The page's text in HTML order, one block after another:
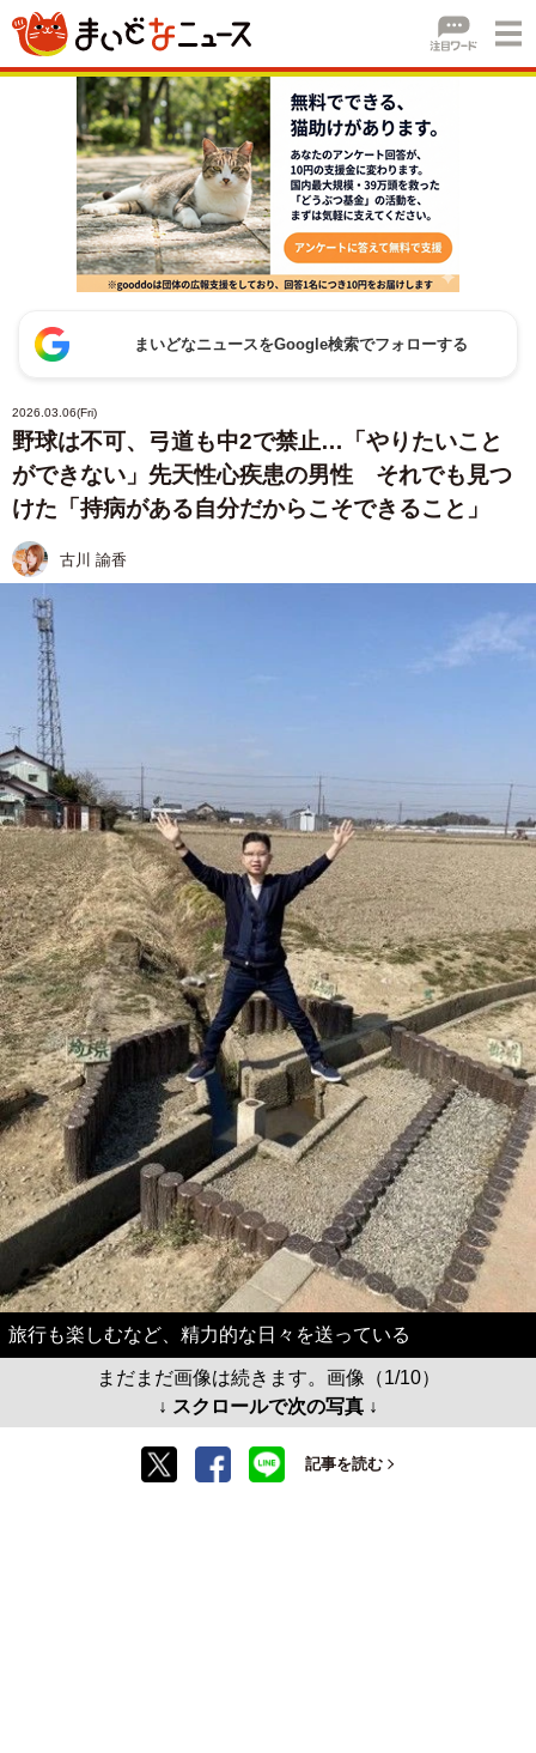
まいどなニュースをGoogle検索でフォローする
2026.03.06(Fri)
野球は不可、弓道も中2で禁止…「やりたいこと
ができない」先天性心疾患の男性 それでも見つ
けた「持病がある自分だからこそできること」
古川 諭香
旅行も楽しむなど、精力的な日々を送っている
まだまだ画像は続きます。画像（1/10）
↓ スクロールで次の写真 ↓
記事を読む